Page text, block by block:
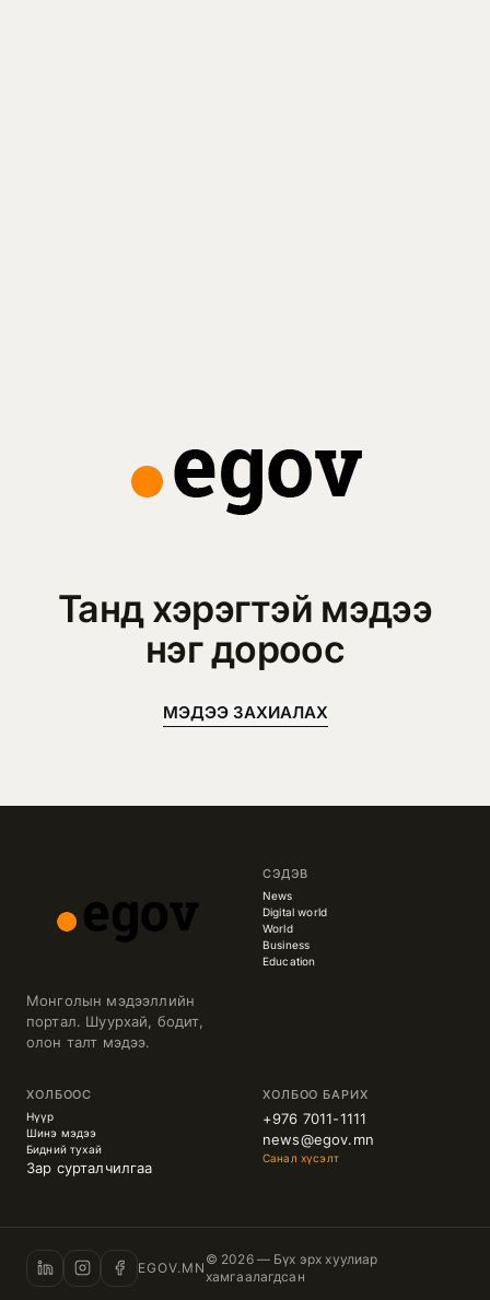
Танд хэрэгтэй мэдээ
нэг дороос
МЭДЭЭ ЗАХИАЛАХ
Монголын мэдээллийн
портал. Шуурхай, бодит,
олон талт мэдээ.
СЭДЭВ
News
Digital world
World
Business
Education
ХОЛБООС
Нүүр
Шинэ мэдээ
Бидний тухай
Зар сурталчилгаа
ХОЛБОО БАРИХ
+976 7011-1111
news@egov.mn
Санал хүсэлт
EGOV.MN
© 2026 — Бүх эрх хуулиар
хамгаалагдсан